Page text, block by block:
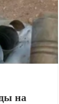
на